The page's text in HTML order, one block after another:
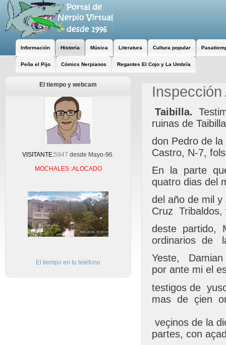
Información Historia Música Literatura Cultura popular
Peña el Pijo Cómics Nerpianos Regantes El Cojo y La Umbría
El tiempo y webcam
VISITANTE:5947 desde Mayo-96.
MOCHALES :ALOCADO
El tiempo en tu teléfono
Taibilla.
ruinas de
don Pedro de
Castro, N-7,
En la parte
quatro dias del
del año de mil
Cruz
deste partido,
ordinarios de
Yeste, Damian
por ante mi el
testigos de
mas de çien
veçinos de la
partes, con